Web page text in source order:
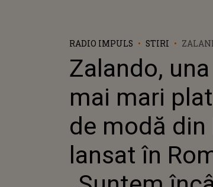
RADIO IMPULS STIRI
S-A
Zalando,
mai mari
de modă din
lansat în